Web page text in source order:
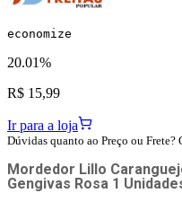
economize
20.01%
R$ 15,99
Ir para a loja
Dúvidas quanto ao Preço ou Frete?
Mordedor Lillo
Gengivas Rosa 1